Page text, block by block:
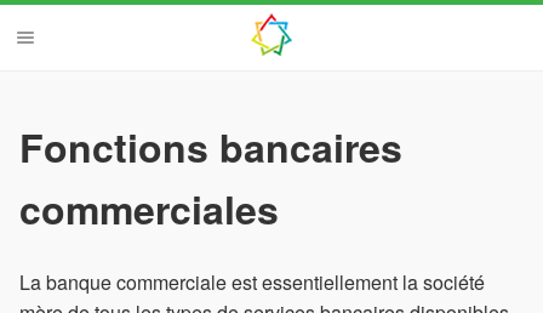
Fonctions bancaires
commerciales
La banque commerciale est essentiellement la société